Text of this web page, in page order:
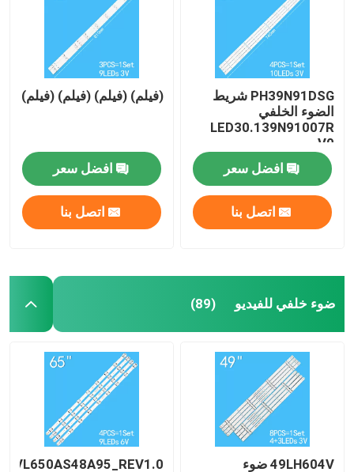
PH39N91DSG شريط
الضوء الخلفي
LED30.139N91007R
V0
افضل سعر
اتصل بنا
(فيلم) (فيلم) (فيلم) (فيلم)
افضل سعر
اتصل بنا
ضوء خلفي للفيديو (89)
49LH604V ضوء